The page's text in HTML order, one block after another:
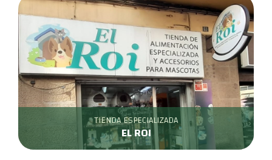
TIENDA ESPECIALIZADA
EL ROI